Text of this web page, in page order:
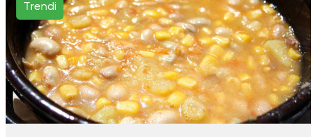
Trendi